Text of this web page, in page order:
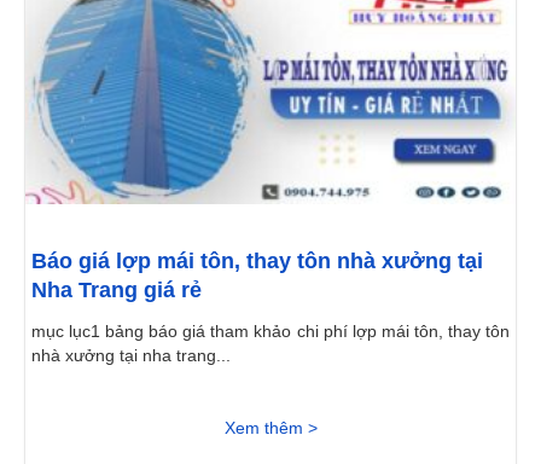
Báo giá lợp mái tôn, thay tôn nhà xưởng tại
Nha Trang giá rẻ
mục lục1 bảng báo giá tham khảo chi phí lợp mái tôn, thay tôn
nhà xưởng tại nha trang...
Xem thêm >